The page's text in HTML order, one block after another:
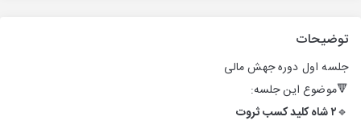
توضیحات
جلسه اول دوره جهش مالی
🔻موضوع این جلسه:
🔹۲ شاه کلید کسب ثروت